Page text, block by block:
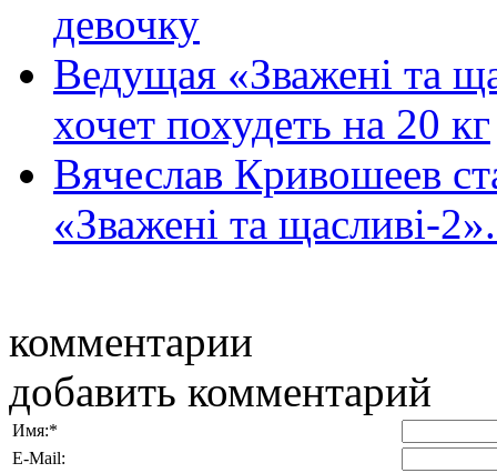
девочку
Ведущая «Зважені та
хочет похудеть на 20 кг
Вячеслав Кривошеев
«Зважені та щасливі-
комментарии
добавить комментарий
Имя:*
E-Mail: